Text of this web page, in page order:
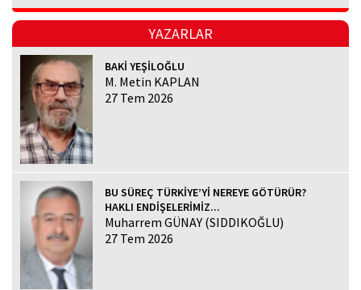
YAZARLAR
BAKİ YEŞİLOĞLU
M. Metin KAPLAN
27 Tem 2026
BU SÜREÇ TÜRKİYE’Yİ NEREYE GÖTÜRÜR?
HAKLI ENDİŞELERİMİZ...
Muharrem GÜNAY (SIDDIKOĞLU)
27 Tem 2026